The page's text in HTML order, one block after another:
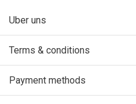
Uber uns
Terms & conditions
Payment methods